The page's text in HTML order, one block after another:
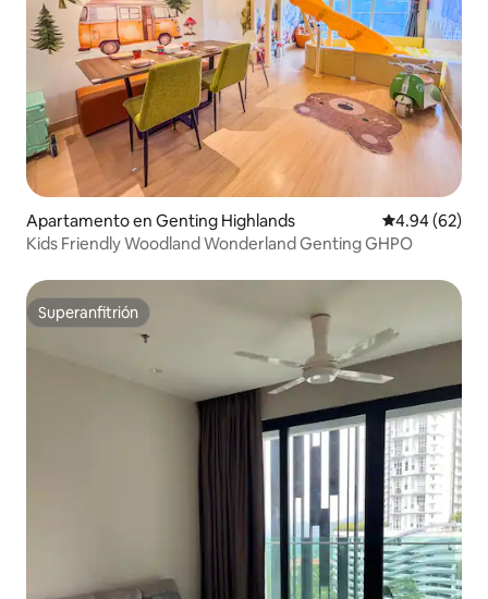
Apartamento en Genting Highlands Calificación
4.94 (62)
Kids Friendly Woodland Wonderland Genting GHPO
Superanfitrión
Superanfitrión